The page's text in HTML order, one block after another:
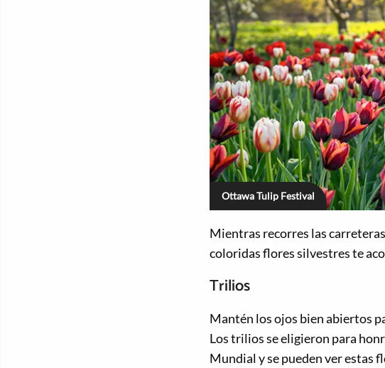
Ottawa Tulip Festival
Mientras recorres las
coloridas flores silvestres te
Trilios
Mantén los ojos bien abiertos
Los trilios se eligieron para
Mundial y se pueden ver estas